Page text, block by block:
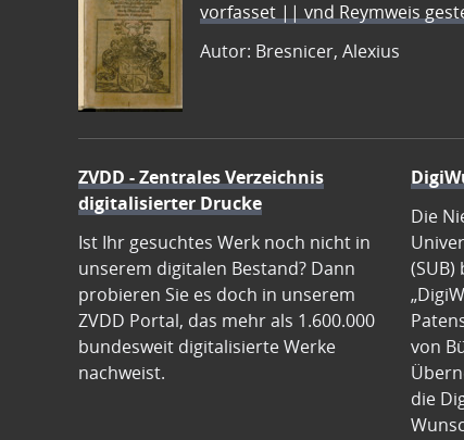
vorfasset || vnd Reymweis
Autor: Bresnicer, Alexius
ZVDD - Zentrales Verzeichnis
digitalisierter Drucke
Ist Ihr gesuchtes Werk noch nicht in
unserem digitalen Bestand? Dann
probieren Sie es doch in unserem
ZVDD Portal, das mehr als 1.600.000
bundesweit digitalisierte Werke
nachweist.
Die
von
die